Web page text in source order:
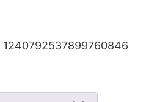
1240792537899760846